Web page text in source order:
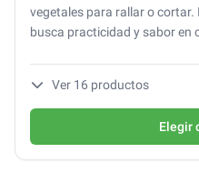
vegetales para rallar o
busca practicidad y sabor en
Ver 16 productos
Elegir